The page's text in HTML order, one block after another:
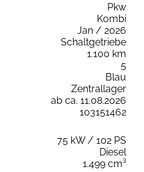
Pkw
Kombi
Jan / 2026
Schaltgetriebe
1.100 km
5
Blau
Zentrallager
ab ca. 11.08.2026
103151462
75 kW / 102 PS
Diesel
1.499 cm³